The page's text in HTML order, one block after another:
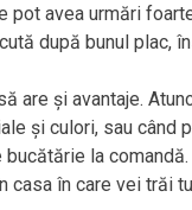
avea urmări
după bunul plac,
are şi avantaje.
şi culori, sau când
la
casa în care vei trăi